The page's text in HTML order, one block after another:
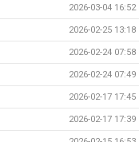
2026-03-04 16:52
2026-02-25 13:18
2026-02-24 07:58
2026-02-24 07:49
2026-02-17 17:45
2026-02-17 17:39